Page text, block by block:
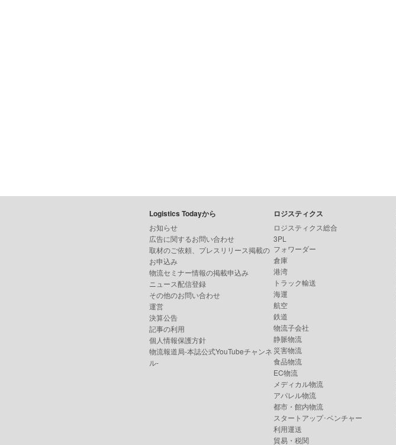
Logistics Todayから
お知らせ
広告に関するお問い合わせ
取材のご依頼、プレスリリース掲載の
お申込み
物流セミナー情報の掲載申込み
ニュース配信登録
その他のお問い合わせ
運営
決算公告
記事の利用
個人情報保護方針
物流報道局-本誌公式YouTubeチャンネ
ル-
ロジスティクス
ロジスティクス総合
3PL
フォワーダー
倉庫
港湾
トラック輸送
海運
航空
鉄道
物流子会社
静脈物流
災害物流
食品物流
EC物流
メディカル物流
アパレル物流
都市・館内物流
スタートアップ･ベンチャー
利用運送
貿易・税関